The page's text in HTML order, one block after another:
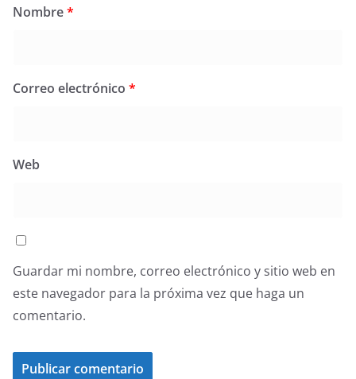
Nombre*
Correo electrónico *
Web
Guardar mi nombre, correo electrónico y sitio web en
este navegador para la próxima vez que haga un
comentario.